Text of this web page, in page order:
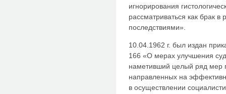
игнорирования
рассматриваться как брак
последствиями».
10.04.1962 г. был издан
166 «О мерах улучшения
наметивший целый ряд мер
направленных на
в осуществлении